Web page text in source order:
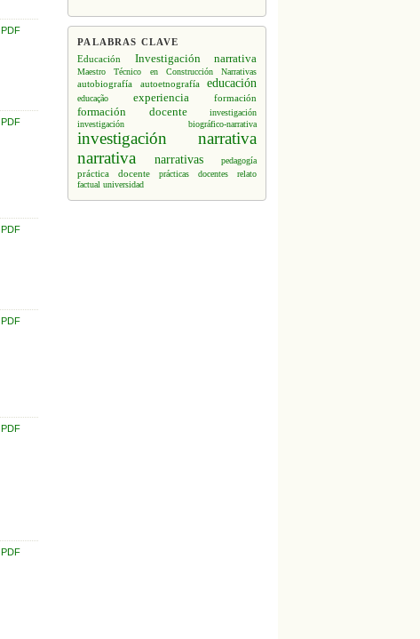
PALABRAS CLAVE
Educación
Investigación narrativa
Maestro Técnico en Construcción Narrativas
autobiografía autoetnografía educación
educação experiencia formación
formación docente
investigación
investigación biográfico-narrativa
investigación narrativa
narrativa
narrativas pedagogía
práctica docente prácticas docentes
relato
factual universidad
PDF
PDF
PDF
PDF
PDF
PDF